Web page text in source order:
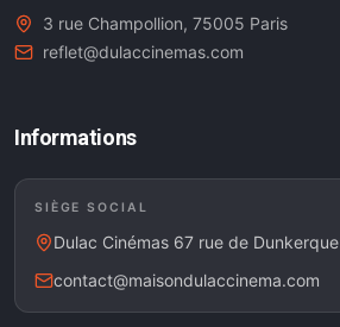
3 rue Champollion, 75005 Paris
reflet@dulaccinemas.com
Informations
SIÈGE SOCIAL
Dulac Cinémas 67 rue de
contact@maisondulaccinema.com